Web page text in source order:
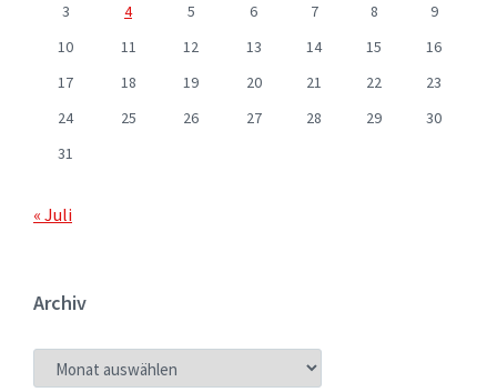
3
4 5 6 7 8
9
10
11 12 13 14 15
16
17
18 19 20 21 22
23
24
25 26 27 28 29
30
31
« Juli
Archiv
ARCHIV